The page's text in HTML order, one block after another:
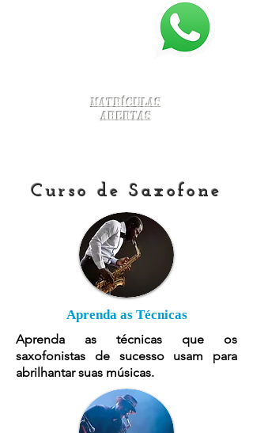
Matrículas
Abertas
Curso de Saxofone
Aprenda as Técnicas
Aprenda as técnicas que os
saxofonistas de sucesso usam para
abrilhantar suas músicas.